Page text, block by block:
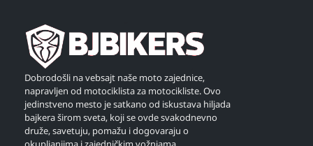
Dobrodošli na vebsajt naše moto zajednice,
napravljen od motociklista za motocikliste. Ovo
jedinstveno mesto je satkano od iskustava hiljada
bajkera širom sveta, koji se ovde svakodnevno
druže, savetuju, pomažu i dogovaraju o